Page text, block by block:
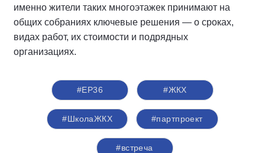
именно жители таких многоэтажек принимают на
общих собраниях ключевые решения — о сроках,
видах работ, их стоимости и подрядных
организациях.
#ЕР36 #ЖКХ
#ШколаЖКХ #партпроект
#встреча